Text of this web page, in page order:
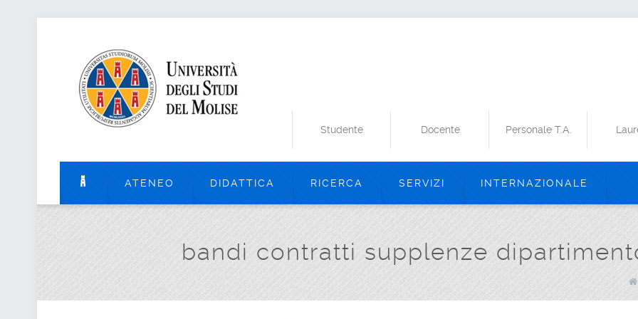
Studente Docente Personale T.A.
ATENEO DIDATTICA RICERCA SERVIZI INTERNAZIONALE
bandi contratti supplenze